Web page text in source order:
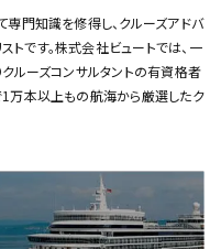
専門知識を修得し、クルーズアドバ
です。株式会社ビュートでは、一
ルーズコンサルタントの有資格者
万本以上もの航海から厳選したク